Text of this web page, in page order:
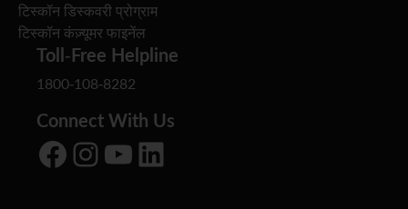
टिस्कॉन डिस्कवरी प्रोग्राम
टिस्कॉन कंज़्यूमर फाइनेंल
Toll-Free Helpline
1800-108-8282
Connect With Us
Facebook Instagram YouTube LinkedIn